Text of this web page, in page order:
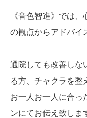
《音色智進》では
の観点からアドバイ
通院しても改善しな
る方、チャクラを整
お一人お一人に合っ
ンにてお伝え致しま